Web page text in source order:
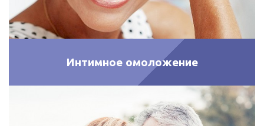
Интимное омоложение